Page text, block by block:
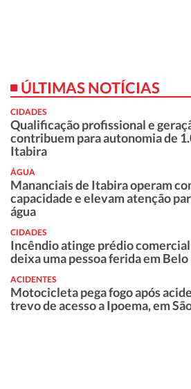
ÚLTIMAS NOTÍCIAS
CIDADES
Qualificação profissional e
contribuem para autonomia de
Itabira
ÁGUA
Mananciais de Itabira operam
capacidade e elevam atenção
água
CIDADES
Incêndio atinge prédio
deixa uma pessoa ferida em
ACIDENTES
Motocicleta pega fogo após
trevo de acesso a Ipoema, em